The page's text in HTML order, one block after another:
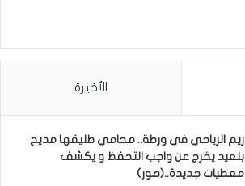
الأخيرة
ريم الرياحي في ورطة.. محامي طليقها مديح
بلعيد يخرج عن واجب التحفظ و يكشف
معطيات جديدة..(صور)